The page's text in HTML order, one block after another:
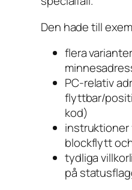
Den hade till
flera
PC-relativ
flyttbar/
kod)
instruktioner
blockflytt
tydliga
på